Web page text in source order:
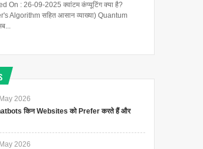
On : 26-09-2025 क्वांटम कंप्यूटिंग क्या है?
Algorithm सहित आसान व्याख्या) Quantum
May 2026
किन Websites को Prefer करते हैं और
May 2026